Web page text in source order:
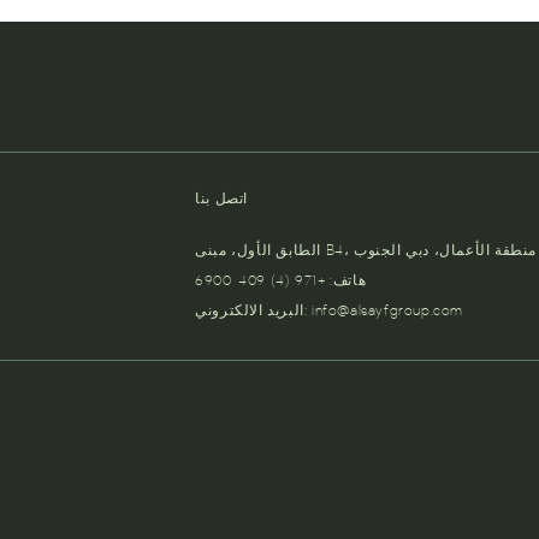
اتصل بنا
الطابق الأول، مبنى B4، منطقة الأعمال، دبي الجنوب
هاتف: +971 (4) 409-6900
البريد الالكتروني:info@alsayfgroup.com